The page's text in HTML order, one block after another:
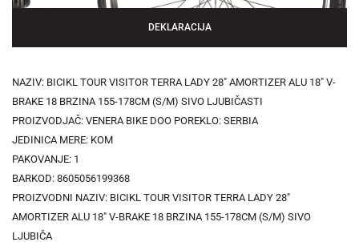
DEKLARACIJA
NAZIV: BICIKL TOUR VISITOR TERRA LADY 28" AMORTIZER ALU 18" V-
BRAKE 18 BRZINA 155-178CM (S/M) SIVO LJUBIČASTI
PROIZVODJAČ: VENERA BIKE DOO POREKLO: SERBIA
JEDINICA MERE: KOM
PAKOVANJE: 1
BARKOD: 8605056199368
PROIZVODNI NAZIV: BICIKL TOUR VISITOR TERRA LADY 28"
AMORTIZER ALU 18" V-BRAKE 18 BRZINA 155-178CM (S/M) SIVO
LJUBIČA